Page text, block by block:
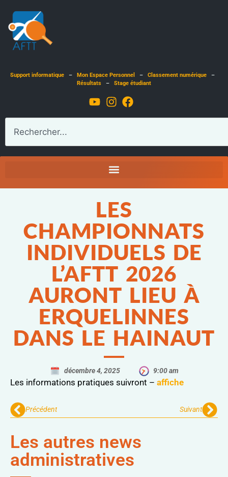
Support informatique – Mon Espace Personnel – Classement numérique –
Résultats – Stage étudiant
LES
CHAMPIONNATS
INDIVIDUELS DE
L’AFTT 2026
AURONT LIEU À
ERQUELINNES
DANS LE HAINAUT
décembre 4, 2025 9:00 am
Les informations pratiques suivront – affiche
Précédent Suivant
Les autres news
administratives